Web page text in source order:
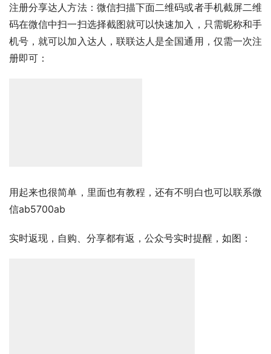
注册分享达人方法：微信扫描下面二维码或者手机截屏二维
码在微信中扫一扫选择截图就可以快速加入，只需昵称和手
机号，就可以加入达人，联联达人是全国通用，仅需一次注
册即可：
用起来也很简单，里面也有教程，还有不明白也可以联系微
信ab5700ab
实时返现，自购、分享都有返，公众号实时提醒，如图：